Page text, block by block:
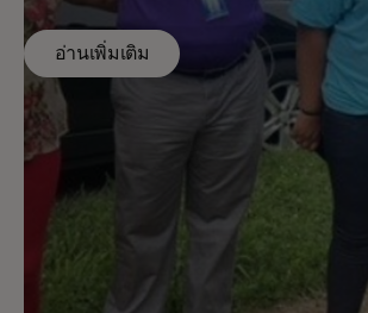
Mastercard แสดงให้เห็นว่าช่วยประหยัดเ
ตำรวจและเจ้าหน้าที่ฉุกเฉินได้มากกว่า
พวกเขาสามารถตอบสนองต่อภารกิจสำคั
ประหยัดงบประมาณของเมืองได้ประมาณ
ในปี 2021
อ่านเพิ่มเติม